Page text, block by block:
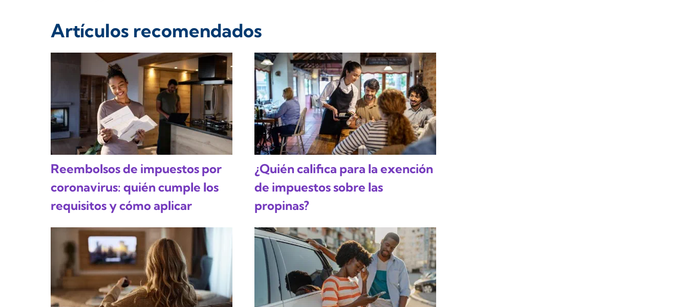
Artículos recomendados
Reembolsos de impuestos por
coronavirus: quién cumple los
requisitos y cómo aplicar
¿Quién califica para la exención
de impuestos sobre las
propinas?